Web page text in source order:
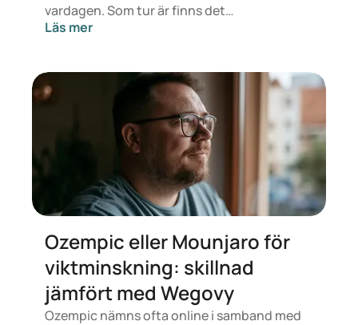
vardagen. Som tur är finns det
behandlingsalternativ, som medicin i
direkt på hårbotten. Men vad funkar bäst?
Och kan de kombineras? I den här artikeln får
du veta vad forskningen säger om piller
jämfört med lotioner vid håravfall.
Läs mer
Ozempic eller Mounjaro för
viktminskning: skillnad
jämfört med Wegovy
Ozempic nämns ofta online i samband med